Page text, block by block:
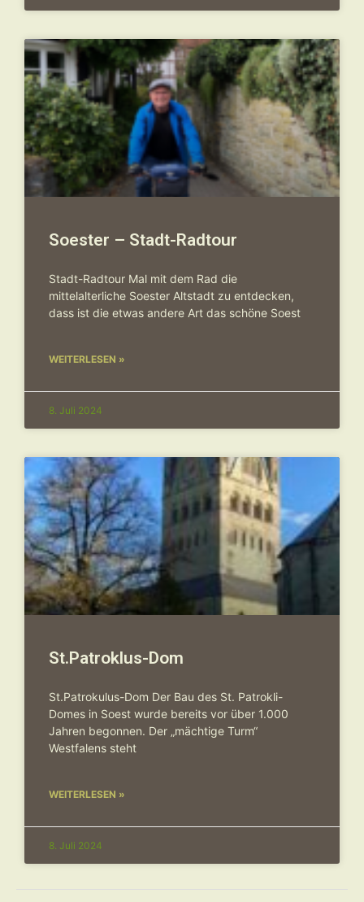
Soester – Stadt-Radtour
Stadt-Radtour Mal mit dem Rad die
mittelalterliche Soester Altstadt zu entdecken,
dass ist die etwas andere Art das schöne Soest
WEITERLESEN »
8. Juli 2024
St.Patroklus-Dom
St.Patrokulus-Dom Der Bau des St. Patrokli-
Domes in Soest wurde bereits vor über 1.000
Jahren begonnen. Der „mächtige Turm“
Westfalens steht
WEITERLESEN »
8. Juli 2024